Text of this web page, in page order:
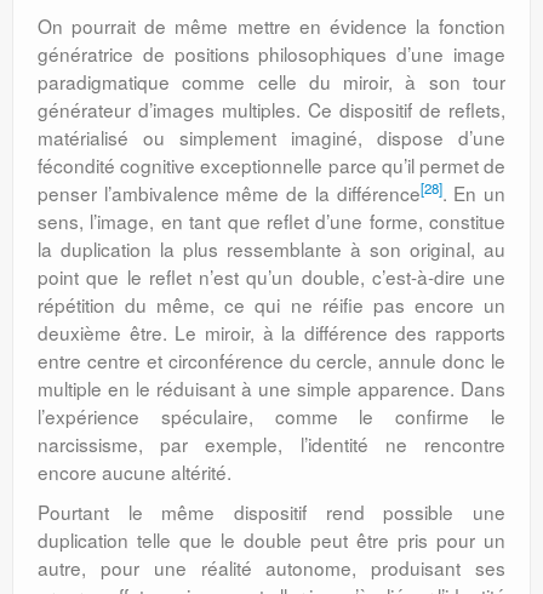
On pourrait de même mettre en évidence la fonction
génératrice de positions philosophiques d’une image
paradigmatique comme celle du miroir, à son tour
générateur d’images multiples. Ce dispositif de reflets,
matérialisé ou simplement imaginé, dispose d’une
fécondité cognitive exceptionnelle parce qu’il permet de
penser l’ambivalence même de la différence[28]. En un
sens, l’image, en tant que reflet d’une forme, constitue
la duplication la plus ressemblante à son original, au
point que le reflet n’est qu’un double, c’est-à-dire une
répétition du même, ce qui ne réifie pas encore un
deuxième être. Le miroir, à la différence des rapports
entre centre et circonférence du cercle, annule donc le
multiple en le réduisant à une simple apparence. Dans
l’expérience spéculaire, comme le confirme le
narcissisme, par exemple, l’identité ne rencontre
encore aucune altérité.
Pourtant le même dispositif rend possible une
duplication telle que le double peut être pris pour un
autre, pour une réalité autonome, produisant ses